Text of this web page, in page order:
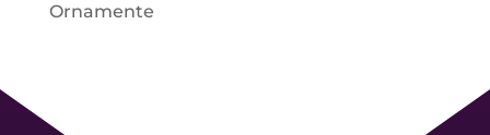
Ornamente